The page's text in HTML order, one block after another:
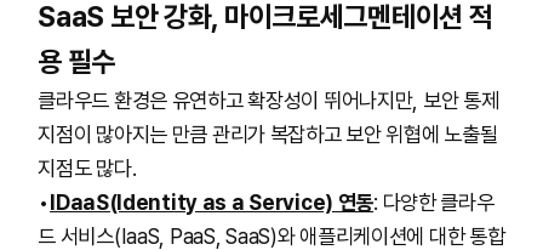
SaaS 보안 강화, 마이크로세그멘테이션 적
용 필수
클라우드 환경은 유연하고 확장성이 뛰어나지만, 보안 통제
지점이 많아지는 만큼 관리가 복잡하고 보안 위협에 노출될
지점도 많다.
IDaaS(Identity as a Service) 연동: 다양한 클라우
드 서비스(IaaS, PaaS, SaaS)와 애플리케이션에 대한 통합